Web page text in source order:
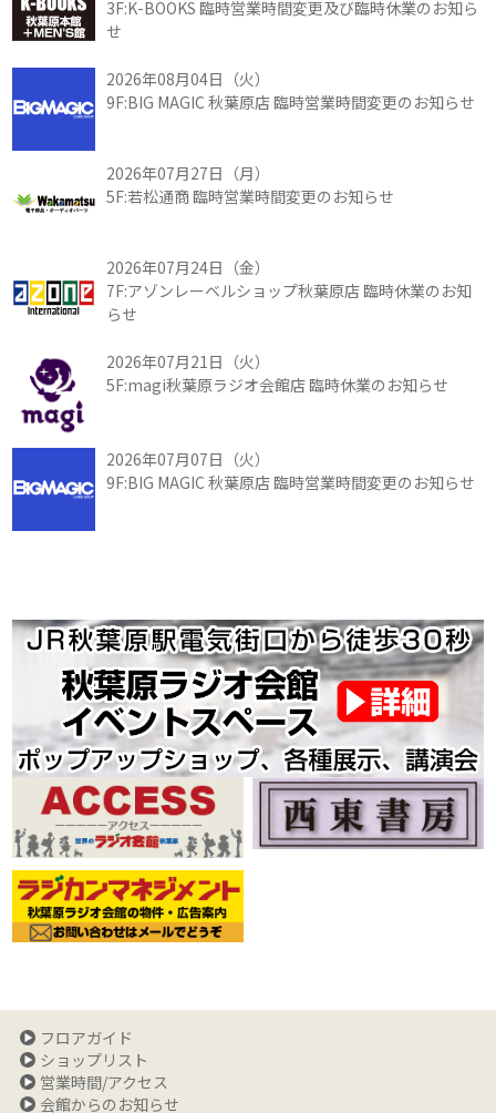
3F:K-BOOKS 臨時営業時間変更及び臨時休業のお知ら
せ
2026年08月04日（火）
9F:BIG MAGIC 秋葉原店 臨時営業時間変更のお知らせ
2026年07月27日（月）
5F:若松通商 臨時営業時間変更のお知らせ
2026年07月24日（金）
7F:アゾンレーベルショップ秋葉原店 臨時休業のお知
らせ
2026年07月21日（火）
5F:magi秋葉原ラジオ会館店 臨時休業のお知らせ
2026年07月07日（火）
9F:BIG MAGIC 秋葉原店 臨時営業時間変更のお知らせ
フロアガイド
ショップリスト
営業時間/アクセス
会館からのお知らせ